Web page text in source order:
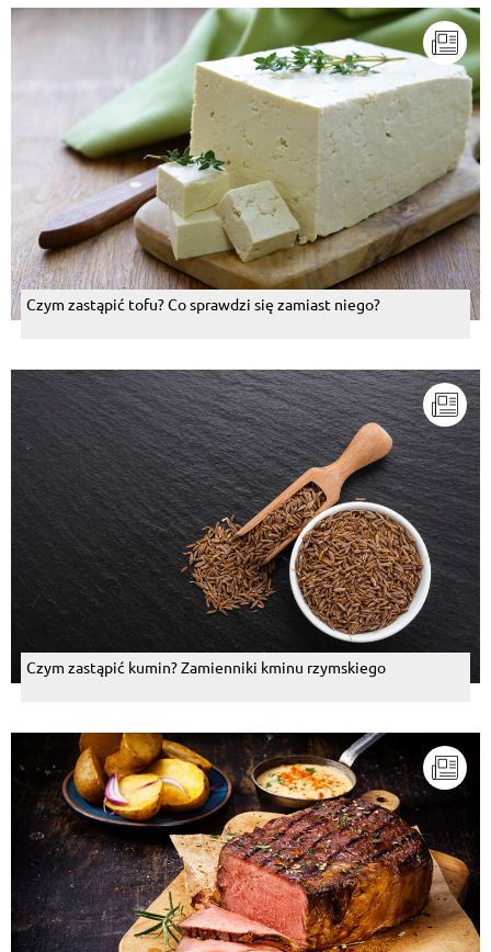
Czym zastąpić tofu? Co sprawdzi się zamiast niego?
Czym zastąpić kumin? Zamienniki kminu rzymskiego